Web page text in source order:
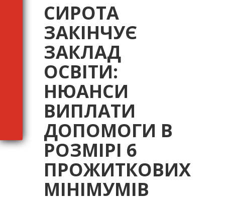
СИРОТА
ЗАКІНЧУЄ
ЗАКЛАД
ОСВІТИ:
НЮАНСИ
ВИПЛАТИ
ДОПОМОГИ В
РОЗМІРІ 6
ПРОЖИТКОВИХ
МІНІМУМІВ